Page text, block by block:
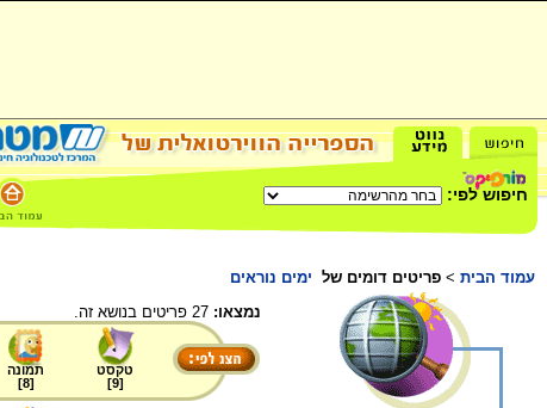
חיפוש לפי:
עמוד הבית > פריטים דומים של ימים נוראים
נמצאו:
טקסט
[
9
]
תמונה
[
8
]